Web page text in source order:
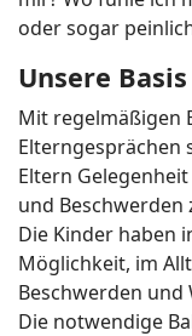
oder sogar
Unsere
Mit regelmäßigen
Elterngesprächen
Eltern
und Beschwerden
Die Kinder haben
Möglichkeit, im
Beschwerden und
Die notwendige